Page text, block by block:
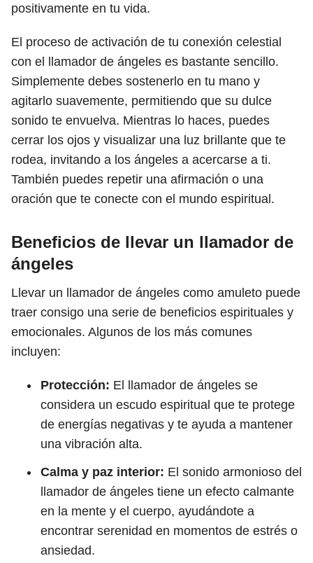
positivamente en tu vida.
El proceso de activación de tu conexión celestial
con el llamador de ángeles es bastante sencillo.
Simplemente debes sostenerlo en tu mano y
agitarlo suavemente, permitiendo que su dulce
sonido te envuelva. Mientras lo haces, puedes
cerrar los ojos y visualizar una luz brillante que te
rodea, invitando a los ángeles a acercarse a ti.
También puedes repetir una afirmación o una
oración que te conecte con el mundo espiritual.
Beneficios de llevar un llamador de
ángeles
Llevar un llamador de ángeles como amuleto puede
traer consigo una serie de beneficios espirituales y
emocionales. Algunos de los más comunes
incluyen:
Protección: El llamador de ángeles se
considera un escudo espiritual que te protege
de energías negativas y te ayuda a mantener
una vibración alta.
Calma y paz interior: El sonido armonioso del
llamador de ángeles tiene un efecto calmante
en la mente y el cuerpo, ayudándote a
encontrar serenidad en momentos de estrés o
ansiedad.